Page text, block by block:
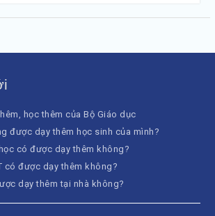
học thêm của Bộ Giáo dục
được dạy thêm học sinh của mình?
có được dạy thêm không?
có được dạy thêm không?
dạy thêm tại nhà không?